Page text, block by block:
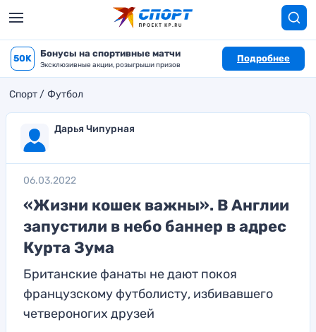
50K Бонусы на спортивные матчи
Эксклюзивные акции, розыгрыши призов
Подробнее
Спорт Футбол
Дарья Чипурная
06.03.2022
«Жизни кошек важны». В Англии
запустили в небо баннер в адрес
Курта Зума
Британские фанаты не дают покоя
французскому футболисту, избивавшего
четвероногих друзей